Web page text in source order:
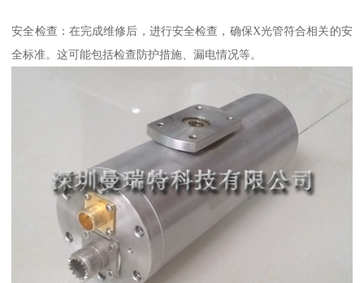
安全检查：在完成维修后，进行安全检查，确保X光管符合相关的安
全标准。这可能包括检查防护措施、漏电情况等。